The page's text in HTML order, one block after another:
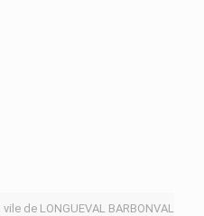
de LONGUEVAL BARBONVAL